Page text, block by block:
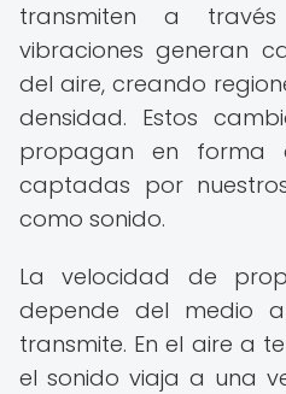
transmiten a
vibraciones generan
del aire, creando
densidad. Estos
propagan en forma
captadas por
como sonido.
La velocidad de
depende del medio
transmite. En el aire a
el sonido viaja a una